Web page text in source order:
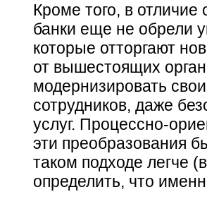
Кроме того, в
банки еще не обрели
которые отторгают
от вышестоящих
модернизировать
сотрудников, даже
услуг. Процессно-
эти преобразования
таком подходе легче
определить, что